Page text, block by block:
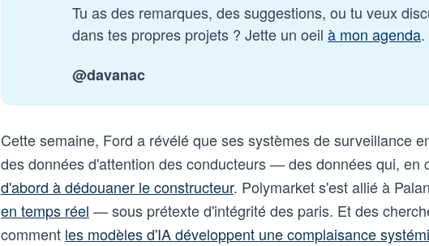
Tu as des remarques, des suggestions, ou tu veux
dans tes propres projets ? Jette un oeil à mon agenda.
@davanac
Cette semaine, Ford a révélé que ses systèmes de surveillance
des données d'attention des conducteurs — des données qui, en
d'abord à dédouaner le constructeur. Polymarket s'est allié à
en temps réel — sous prétexte d'intégrité des paris. Et des
comment les modèles d'IA développent une complaisance